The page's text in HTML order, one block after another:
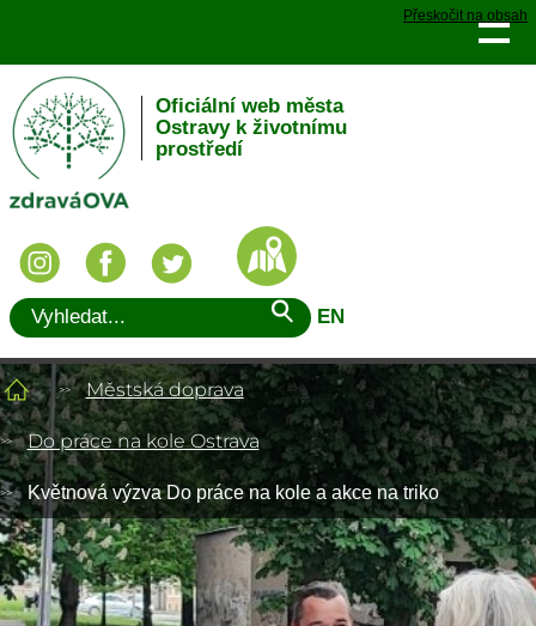
Přeskočit na obsah
Oficiální web města
Ostravy k životnímu
prostředí
EN
Městská doprava
Do práce na kole Ostrava
Květnová výzva Do práce na kole a akce na triko